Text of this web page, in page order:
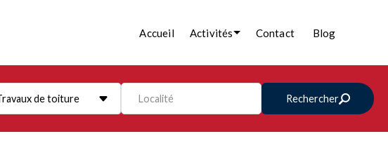
Accueil Activités Contact Blog
de toiture Localité Rechercher